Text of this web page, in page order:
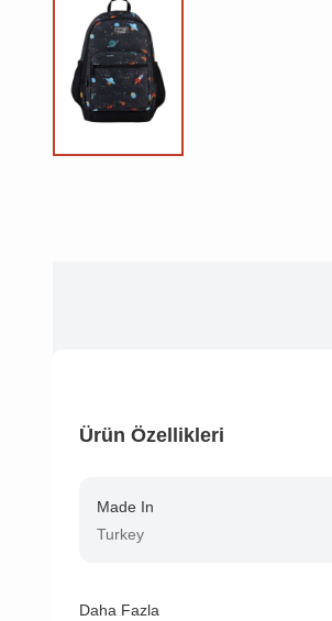
Ürün Özellikleri
Made In
Turkey
Daha Fazla